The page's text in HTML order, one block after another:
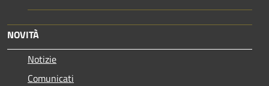
NOVITÀ
Notizie
Comunicati